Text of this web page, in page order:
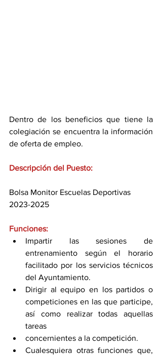
Dentro de los beneficios que tiene la
colegiación se encuentra la información
de oferta de empleo.
Descripción del Puesto:
Bolsa Monitor Escuelas Deportivas
2023-2025
Funciones:
Impartir las sesiones de
entrenamiento según el horario
facilitado por los servicios técnicos
del Ayuntamiento.
Dirigir al equipo en los partidos o
competiciones en las que participe,
así como realizar todas aquellas
tareas
concernientes a la competición.
Cualesquiera otras funciones que,